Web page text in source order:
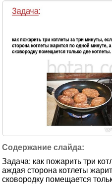
Задача: как пожарить три
аждая сторона котлеты
сковородку помещается